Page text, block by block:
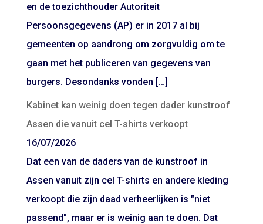
en de toezichthouder Autoriteit
Persoonsgegevens (AP) er in 2017 al bij
gemeenten op aandrong om zorgvuldig om te
gaan met het publiceren van gegevens van
burgers. Desondanks vonden […]
Kabinet kan weinig doen tegen dader kunstroof
Assen die vanuit cel T-shirts verkoopt
16/07/2026
Dat een van de daders van de kunstroof in
Assen vanuit zijn cel T-shirts en andere kleding
verkoopt die zijn daad verheerlijken is "niet
passend", maar er is weinig aan te doen. Dat